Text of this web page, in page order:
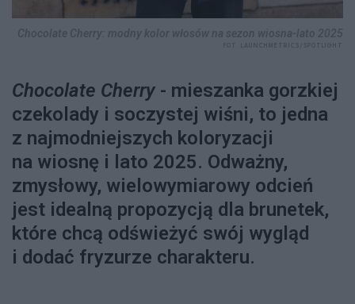
Chocolate Cherry - mieszanka gorzkiej
czekolady i soczystej wiśni, to jedna
z najmodniejszych koloryzacji
na wiosnę i lato 2025. Odważny,
zmysłowy, wielowymiarowy odcień
jest idealną propozycją dla brunetek,
które chcą odświeżyć swój wygląd
i dodać fryzurze charakteru.